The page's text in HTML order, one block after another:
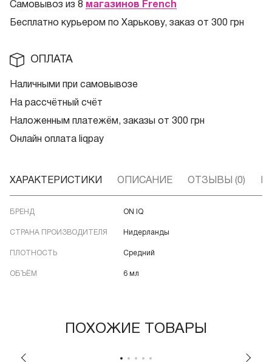
Самовывоз из 8 магазинов French
Бесплатно курьером по Харькову, заказ от 300 грн
ОПЛАТА
Наличными при самовывозе
На рассчётный счёт
Наложенным платежём, заказы от 300 грн
Онлайн оплата liqpay
ХАРАКТЕРИСТИКИ ОПИСАНИЕ ОТЗЫВЫ (0)
БРЕНД ON IQ
СТРАНА ПРОИЗВОДИТЕЛЯ Нидерланды
ПЛОТНОСТЬ Средний
ОБЪЁМ 6 мл
ПОХОЖИЕ ТОВАРЫ